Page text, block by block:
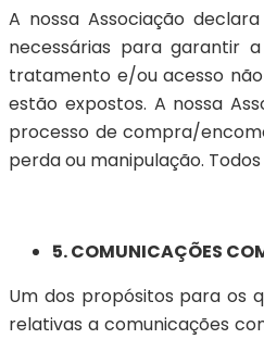
A nossa Associação
necessárias para garantir
tratamento e/ou acesso
estão expostos. A nossa
processo de compra/
perda ou manipulação.
5. COMUNICAÇÕES
Um dos propósitos para os
relativas a comunicações